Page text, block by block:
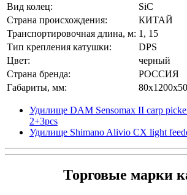
Вид колец:
SiC
Страна происхождения:
КИТАЙ
Транспортировочная длина, м: 1, 15
Тип крепления катушки:
DPS
Цвет:
черный
Страна бренда:
РОССИЯ
Габариты, мм:
80x1200x50
Удилище DAM Sensomax II carp
2+3pcs
Удилище Shimano Alivio CX light
Торговые марки